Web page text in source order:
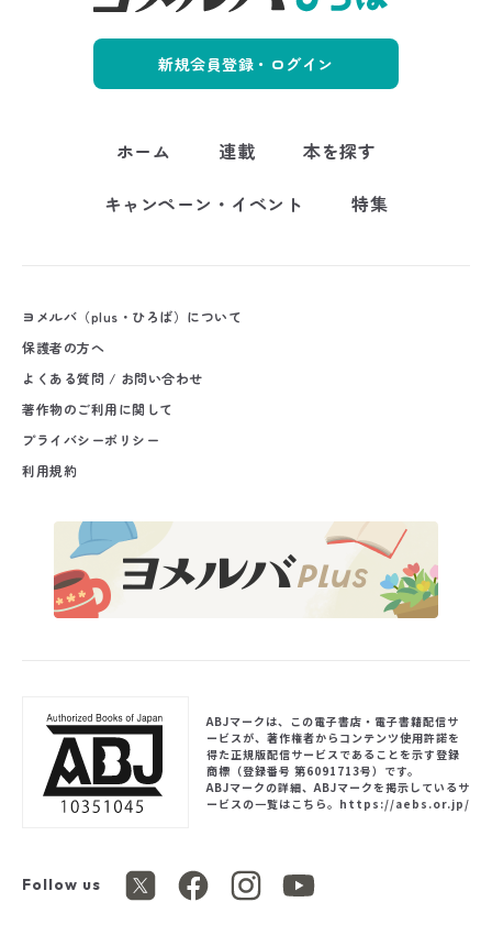
新規会員登録・ログイン
ホーム 連載
本を探す
キャンペーン・イベント
特集
ヨメルバ（plus・ひろば）について
保護者の方へ
よくある質問 / お問い合わせ
著作物のご利用に関して
プライバシーポリシー
利用規約
Follow us
ABJマークは、この電子書店・電子書籍配信サ
ービスが、著作権者からコンテンツ使用許諾を
得た正規版配信サービスであることを示す登録
商標（登録番号 第6091713号）です。
ABJマークの詳細、ABJマークを掲示しているサ
ービスの一覧はこちら。 https://aebs.or.jp/